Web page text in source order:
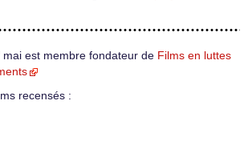
mai est membre fondateur de Films en luttes
recensés :